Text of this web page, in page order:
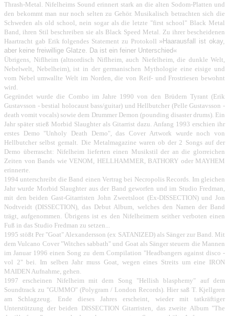
Thrash-Metal. Nifelheims Sound erinnert stark an die alten Sodom-Platten und
den bekommt man nur noch selten zu Gehör. Musikalisch betrachten sich die
Schweden als old school, nein sogar als die letzte "first school" Black Metal
Band, ihren Stil beschreiben sie als Black Speed Metal. Zu ihrer bescheidenen
Haartracht gab Erik folgendes Statement zu Protokoll »Haarausfall ist okay,
aber keine freiwillige Glatze. Da ist ein feiner Unterschied«
Übrigens, Niflheim (altnordisch Niflheim, auch Niefelheim, die dunkle Welt,
Nebelwelt, Nebelheim), ist in der germanischen Mythologie eine eisige und
vom Nebel umwallte Welt im Norden, die von Reif- und Frostriesen bewohnt
wird.
Gegründet wurde die Combo im Jahre 1990 von den Brüdern Tyrant (Erik
Gustavsson - bestial holocaust bass/guitar) und Hellbutcher (Pelle Gustavsson -
death vomit vocals) sowie dem Drummer Demon (pounding disaster drums). Ein
Jahr später stieß Morbid Slaughter als Gitarrist dazu. Anfang 1993 erschien ihr
erstes Demo "Unholy Death Demo", das Cover Artwork wurde noch von
Hellbutcher selbst gemalt. Die Metalmagazine waren ob der 2 Songs auf der
Demo überrascht: Nifelheim lieferten einen Musikstil der an die glorreichen
Zeiten von Bands wie VENOM, HELLHAMMER, BATHORY oder MAYHEM
erinnerte.
1994 unterschreibt die Band einen Vertrag bei Necropolis Records. Im gleichen
Jahr wurde Morbid Slaughter aus der Band geworfen und im Studio Fredman,
mit den beiden Gast-Gitarristen John Zweetsloot (Ex-DISSECTION) und Jon
Nodtveidt (DISSECTION), das Debut Album, welches den Namen der Band
trägt, aufgenommen. Übrigens ist es den Nifelheimern seither verboten einen
Fuß in das Studio Fredman zu setzen...
1995 stößt Per "Goat" Alexandersson (ex SATANIZED) als Sänger zur Band. Mit
dem Vulcano Cover "Witches sabbath" und Goat als Sänger steuern die Mannen
im Januar 1996 einen Song zu dem Compilation "Headbangers against disco -
vol 2" bei. Im selben Jahr muss Goat, wegen eines Streits um eine IRON
MAIDEN Aufnahme, gehen.
1997 erscheinen Nifelheim mit dem Song "Hellish blasphemy" auf dem
Soundtrack zu "GUMMO" (Polygram / London Records). Hier saß T. Kjellgren
am Schlagzeug. Ende dieses Jahres erscheint, wieder mit tatkräftiger
Unterstützung der beiden DISSECTION Gitarristen, das zweite Album "The